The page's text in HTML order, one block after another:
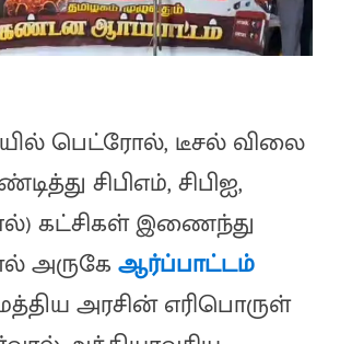
பெட்ரோல், டீசல் விலை
சிபிஎம், சிபிஐ,
எல்) கட்சிகள் இணைந்து
அருகேஆர்ப்பாட்டம்
அரசின் எரிபொருள்